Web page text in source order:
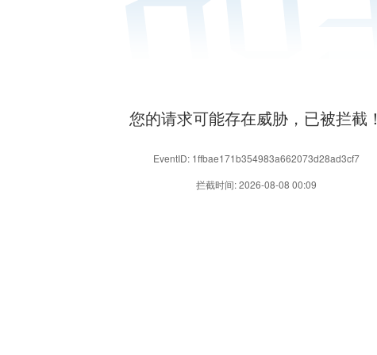
您的请求可能存在威胁，已被拦截！
EventID: 1ffbae171b354983a662073d28ad3cf7
拦截时间: 2026-08-08 00:09